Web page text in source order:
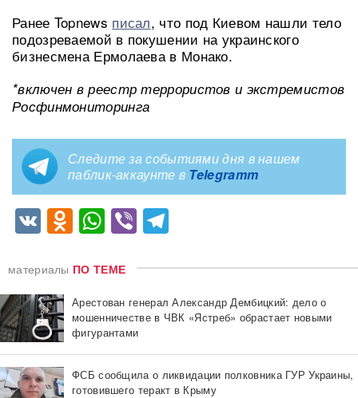
Ранее Topnews писал, что под Киевом нашли тело
подозреваемой в покушении на украинского
бизнесмена Ермолаева в Монако.
*включен в реестр террористов и экстремистов
Росфинмониторинга
Следите за событиями дня в нашем
паблик-аккаунте в Telegramm
VKOdnoklassniki
WhatsApp
Viber
материалы ПО ТЕМЕ
Арестован генерал Александр Дембицкий: дело о
мошенничестве в ЧВК «Ястреб» обрастает новыми
фигурантами
ФСБ сообщила о ликвидации полковника ГУР Украины,
готовившего теракт в Крыму